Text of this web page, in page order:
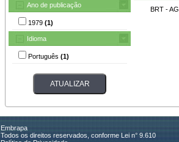
Ano de publicação
1979 (1)
Idioma
Português (1)
BRT - AG
Embrapa
Todos os direitos reservados, conforme Lei n° 9.610